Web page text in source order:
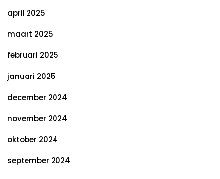
april 2025
maart 2025
februari 2025
januari 2025
december 2024
november 2024
oktober 2024
september 2024